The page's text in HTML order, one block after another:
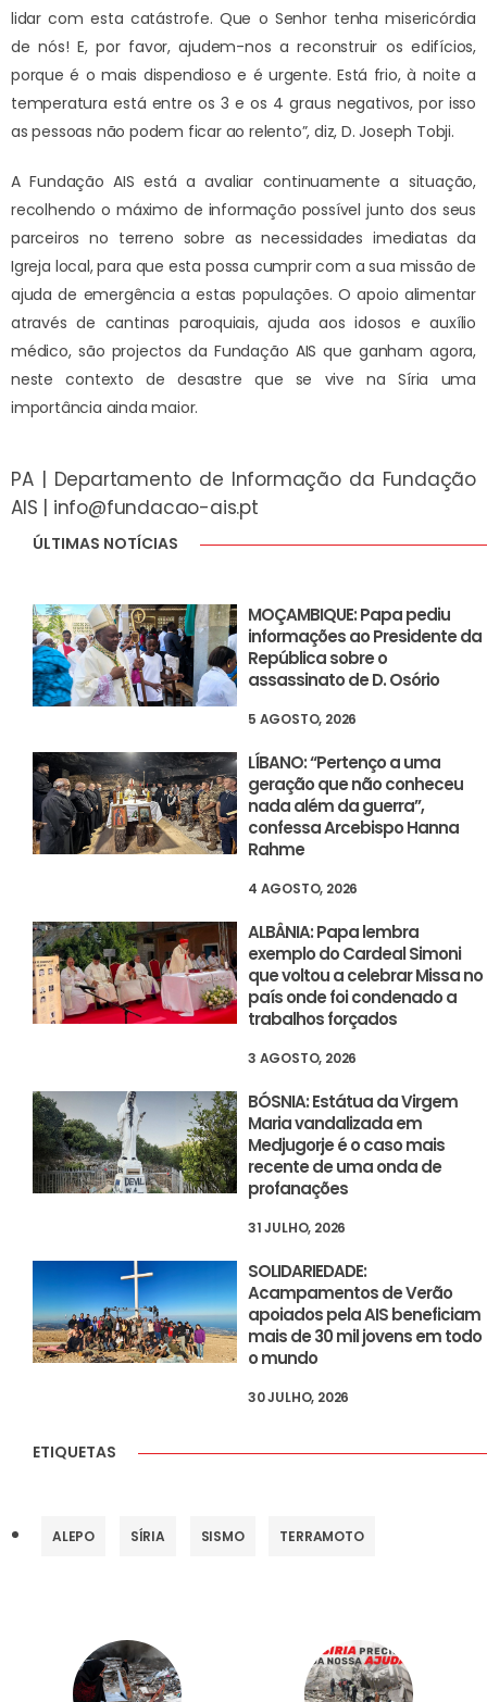
lidar com esta catástrofe. Que o Senhor tenha misericórdia
de nós! E, por favor, ajudem-nos a reconstruir os edifícios,
porque é o mais dispendioso e é urgente. Está frio, à noite a
temperatura está entre os 3 e os 4 graus negativos, por isso
as pessoas não podem ficar ao relento”, diz, D. Joseph Tobji.
A Fundação AIS está a avaliar continuamente a situação,
recolhendo o máximo de informação possível junto dos seus
parceiros no terreno sobre as necessidades imediatas da
Igreja local, para que esta possa cumprir com a sua missão de
ajuda de emergência a estas populações. O apoio alimentar
através de cantinas paroquiais, ajuda aos idosos e auxílio
médico, são projectos da Fundação AIS que ganham agora,
neste contexto de desastre que se vive na Síria uma
importância ainda maior.
PA | Departamento de Informação da Fundação
AIS | info@fundacao-ais.pt
ÚLTIMAS NOTÍCIAS
MOÇAMBIQUE: Papa pediu
informações ao Presidente da
República sobre o
assassinato de D. Osório
5 AGOSTO, 2026
LÍBANO: “Pertenço a uma
geração que não conheceu
nada além da guerra”,
confessa Arcebispo Hanna
Rahme
4 AGOSTO, 2026
ALBÂNIA: Papa lembra
exemplo do Cardeal Simoni
que voltou a celebrar Missa no
país onde foi condenado a
trabalhos forçados
3 AGOSTO, 2026
BÓSNIA: Estátua da Virgem
Maria vandalizada em
Medjugorje é o caso mais
recente de uma onda de
profanações
31 JULHO, 2026
SOLIDARIEDADE:
Acampamentos de Verão
apoiados pela AIS beneficiam
mais de 30 mil jovens em todo
o mundo
30 JULHO, 2026
ETIQUETAS
ALEPO SÍRIA SISMO TERRAMOTO